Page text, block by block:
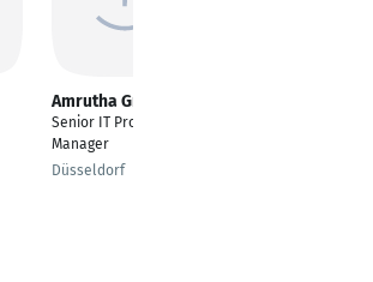
Amrutha Grandhi
Senior IT Project
Manager
Düsseldorf